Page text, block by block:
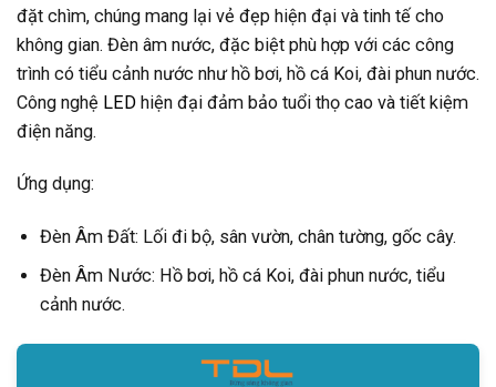
đặt chìm, chúng mang lại vẻ đẹp hiện đại và tinh tế cho
không gian. Đèn âm nước, đặc biệt phù hợp với các công
trình có tiểu cảnh nước như hồ bơi, hồ cá Koi, đài phun nước.
Công nghệ LED hiện đại đảm bảo tuổi thọ cao và tiết kiệm
điện năng.
Ứng dụng:
Đèn Âm Đất: Lối đi bộ, sân vườn, chân tường, gốc cây.
Đèn Âm Nước: Hồ bơi, hồ cá Koi, đài phun nước, tiểu
cảnh nước.